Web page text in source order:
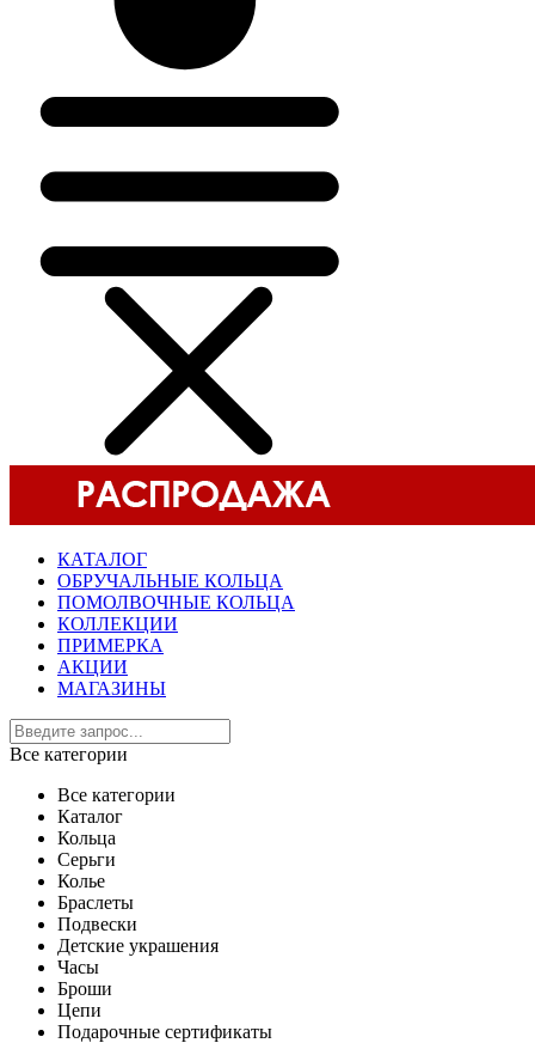
КАТАЛОГ
ОБРУЧАЛЬНЫЕ КОЛЬЦА
ПОМОЛВОЧНЫЕ КОЛЬЦА
КОЛЛЕКЦИИ
ПРИМЕРКА
АКЦИИ
МАГАЗИНЫ
Все категории
Все категории
Каталог
Кольца
Серьги
Колье
Браслеты
Подвески
Детские украшения
Часы
Броши
Цепи
Подарочные сертификаты